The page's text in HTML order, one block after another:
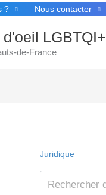
? Nous contacter
LGBTQI+
de-France
Juridique